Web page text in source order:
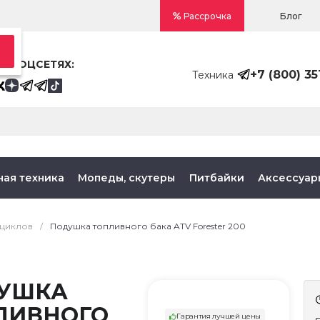
Рассрочка Блог
СОЦСЕТЯХ:
Техника
+7 (800)
техника Мопеды, скутеры Питбайки
/ Подушка топливного бака ATV Forester 200
Гарантия лучшей цены